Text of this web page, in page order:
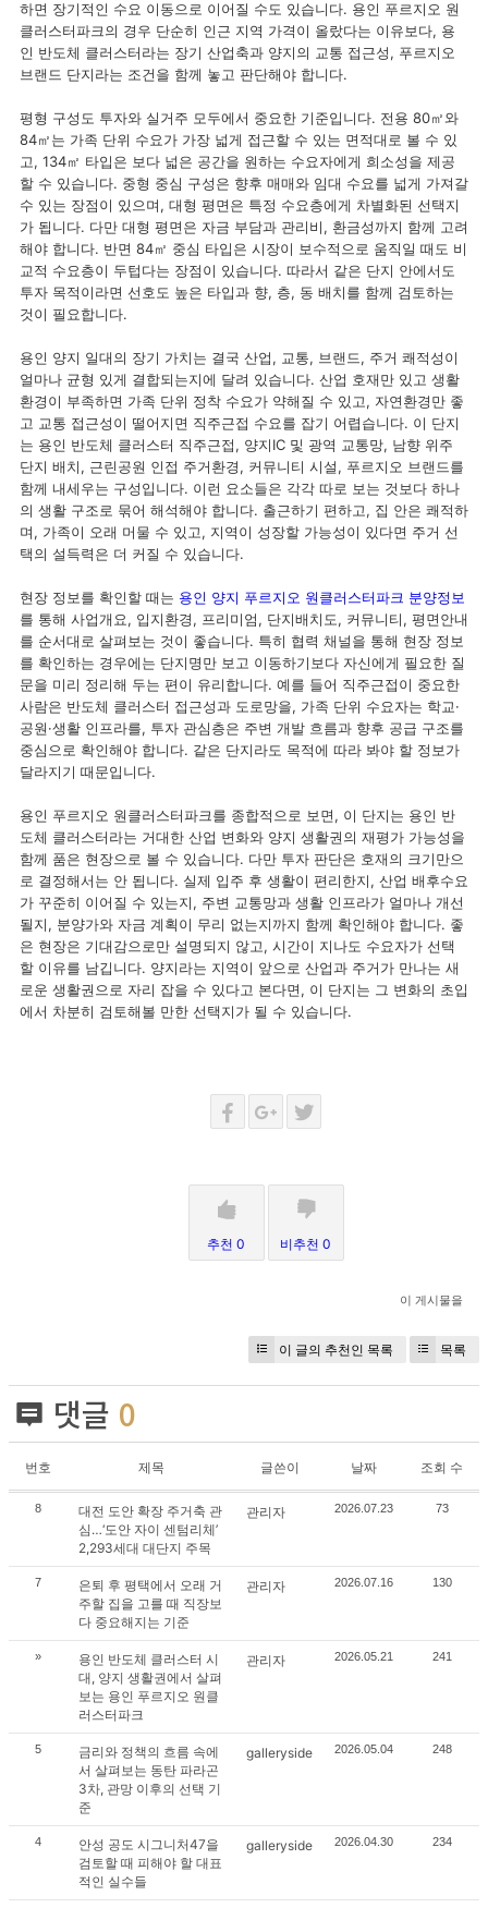
하면 장기적인 수요 이동으로 이어질 수도 있습니다. 용인 푸르지오 원
클러스터파크의 경우 단순히 인근 지역 가격이 올랐다는 이유보다, 용
인 반도체 클러스터라는 장기 산업축과 양지의 교통 접근성, 푸르지오
브랜드 단지라는 조건을 함께 놓고 판단해야 합니다.
평형 구성도 투자와 실거주 모두에서 중요한 기준입니다. 전용 80㎡와
84㎡는 가족 단위 수요가 가장 넓게 접근할 수 있는 면적대로 볼 수 있
고, 134㎡ 타입은 보다 넓은 공간을 원하는 수요자에게 희소성을 제공
할 수 있습니다. 중형 중심 구성은 향후 매매와 임대 수요를 넓게 가져갈
수 있는 장점이 있으며, 대형 평면은 특정 수요층에게 차별화된 선택지
가 됩니다. 다만 대형 평면은 자금 부담과 관리비, 환금성까지 함께 고려
해야 합니다. 반면 84㎡ 중심 타입은 시장이 보수적으로 움직일 때도 비
교적 수요층이 두텁다는 장점이 있습니다. 따라서 같은 단지 안에서도
투자 목적이라면 선호도 높은 타입과 향, 층, 동 배치를 함께 검토하는
것이 필요합니다.
용인 양지 일대의 장기 가치는 결국 산업, 교통, 브랜드, 주거 쾌적성이
얼마나 균형 있게 결합되는지에 달려 있습니다. 산업 호재만 있고 생활
환경이 부족하면 가족 단위 정착 수요가 약해질 수 있고, 자연환경만 좋
고 교통 접근성이 떨어지면 직주근접 수요를 잡기 어렵습니다. 이 단지
는 용인 반도체 클러스터 직주근접, 양지IC 및 광역 교통망, 남향 위주
단지 배치, 근린공원 인접 주거환경, 커뮤니티 시설, 푸르지오 브랜드를
함께 내세우는 구성입니다. 이런 요소들은 각각 따로 보는 것보다 하나
의 생활 구조로 묶어 해석해야 합니다. 출근하기 편하고, 집 안은 쾌적하
며, 가족이 오래 머물 수 있고, 지역이 성장할 가능성이 있다면 주거 선
택의 설득력은 더 커질 수 있습니다.
현장 정보를 확인할 때는 용인 양지 푸르지오 원클러스터파크 분양정보
를 통해 사업개요, 입지환경, 프리미엄, 단지배치도, 커뮤니티, 평면안내
를 순서대로 살펴보는 것이 좋습니다. 특히 협력 채널을 통해 현장 정보
를 확인하는 경우에는 단지명만 보고 이동하기보다 자신에게 필요한 질
문을 미리 정리해 두는 편이 유리합니다. 예를 들어 직주근접이 중요한
사람은 반도체 클러스터 접근성과 도로망을, 가족 단위 수요자는 학교·
공원·생활 인프라를, 투자 관심층은 주변 개발 흐름과 향후 공급 구조를
중심으로 확인해야 합니다. 같은 단지라도 목적에 따라 봐야 할 정보가
달라지기 때문입니다.
용인 푸르지오 원클러스터파크를 종합적으로 보면, 이 단지는 용인 반
도체 클러스터라는 거대한 산업 변화와 양지 생활권의 재평가 가능성을
함께 품은 현장으로 볼 수 있습니다. 다만 투자 판단은 호재의 크기만으
로 결정해서는 안 됩니다. 실제 입주 후 생활이 편리한지, 산업 배후수요
가 꾸준히 이어질 수 있는지, 주변 교통망과 생활 인프라가 얼마나 개선
될지, 분양가와 자금 계획이 무리 없는지까지 함께 확인해야 합니다. 좋
은 현장은 기대감으로만 설명되지 않고, 시간이 지나도 수요자가 선택
할 이유를 남깁니다. 양지라는 지역이 앞으로 산업과 주거가 만나는 새
로운 생활권으로 자리 잡을 수 있다고 본다면, 이 단지는 그 변화의 초입
에서 차분히 검토해볼 만한 선택지가 될 수 있습니다.
추천 0 비추천 0
이 게시물을
이 글의 추천인 목록 목록
댓글 0
번호 제목 글쓴이 날짜 조회 수
8
대전 도안 확장 주거축 관
심…‘도안 자이 센텀리체’
2,293세대 대단지 주목
관리자 2026.07.23 73
7
은퇴 후 평택에서 오래 거
주할 집을 고를 때 직장보
다 중요해지는 기준
관리자 2026.07.16 130
»
용인 반도체 클러스터 시
대, 양지 생활권에서 살펴
보는 용인 푸르지오 원클
러스터파크
관리자 2026.05.21 241
5
금리와 정책의 흐름 속에
서 살펴보는 동탄 파라곤
3차, 관망 이후의 선택 기
준
galleryside 2026.05.04 248
4
안성 공도 시그니처47을
검토할 때 피해야 할 대표
적인 실수들
galleryside 2026.04.30 234